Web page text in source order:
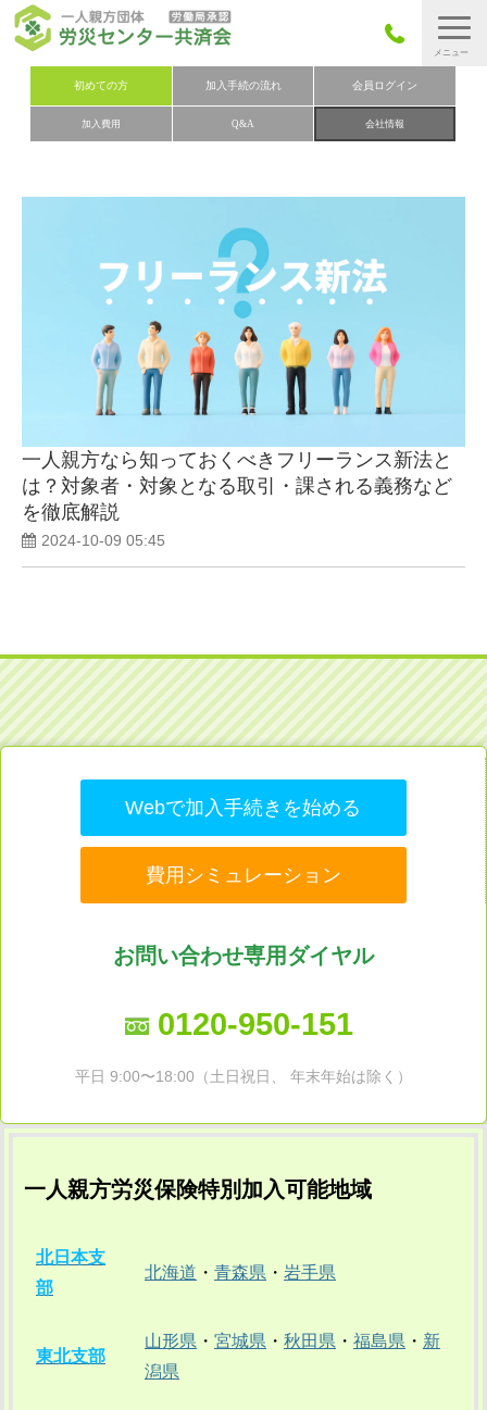
初めての方 加入手続の流れ 会員ログイン
加入費用 Q&A 会社情報
労災保険とは
労災保険の取りまとめ
加入申込み
会社概要
お問い合わせ
会員メニュー
一人親方なら知っておくべきフリーランス新法と
は？対象者・対象となる取引・課される義務など
を徹底解説
2024-10-09 05:45
Webで加入手続きを始める
費用シミュレーション
お問い合わせ専用ダイヤル
0120-950-151
平日 9:00〜18:00（土日祝日、 年末年始は除く）
一人親方労災保険特別加入可能地域
北日本支
部
北海道 ・ 青森県 ・ 岩手県
東北支部
山形県 ・ 宮城県 ・ 秋田県 ・ 福島県 ・ 新
潟県